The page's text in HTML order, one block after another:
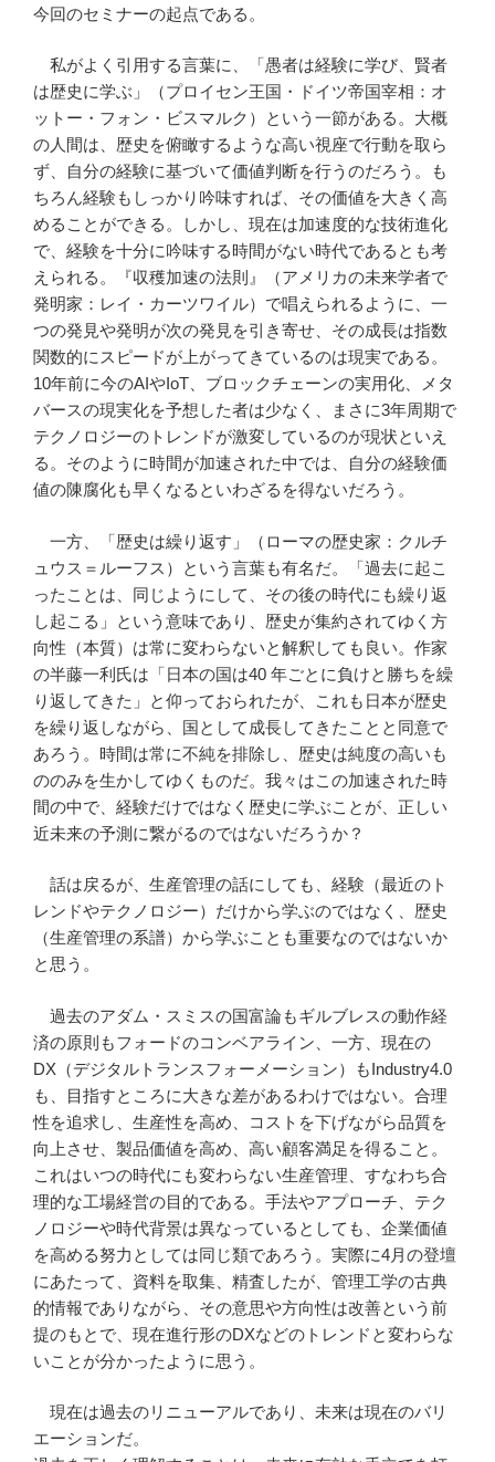
今回のセミナーの起点である。
私がよく引用する言葉に、「愚者は経験に学び、賢者
は歴史に学ぶ」（プロイセン王国・ドイツ帝国宰相：オ
ットー・フォン・ビスマルク）という一節がある。大概
の人間は、歴史を俯瞰するような高い視座で行動を取ら
ず、自分の経験に基づいて価値判断を行うのだろう。も
ちろん経験もしっかり吟味すれば、その価値を大きく高
めることができる。しかし、現在は加速度的な技術進化
で、経験を十分に吟味する時間がない時代であるとも考
えられる。『収穫加速の法則』（アメリカの未来学者で
発明家：レイ・カーツワイル）で唱えられるように、一
つの発見や発明が次の発見を引き寄せ、その成長は指数
関数的にスピードが上がってきているのは現実である。
10年前に今のAIやIoT 、ブロックチェーンの実用化、メタ
バースの現実化を予想した者は少なく、まさに3年周期で
テクノロジーのトレンドが激変しているのが現状といえ
る。そのように時間が加速された中では、自分の経験価
値の陳腐化も早くなるといわざるを得ないだろう。
一方、「歴史は繰り返す」（ローマの歴史家：クルチ
ュウス＝ルーフス）という言葉も有名だ。「過去に起こ
ったことは、同じようにして、その後の時代にも繰り返
し起こる」という意味であり、歴史が集約されてゆく方
向性（本質）は常に変わらないと解釈しても良い。作家
の半藤一利氏は「日本の国は40 年ごとに負けと勝ちを繰
り返してきた」と仰っておられたが、これも日本が歴史
を繰り返しながら、国として成長してきたことと同意で
あろう。時間は常に不純を排除し、歴史は純度の高いも
ののみを生かしてゆくものだ。我々はこの加速された時
間の中で、経験だけではなく歴史に学ぶことが、正しい
近未来の予測に繋がるのではないだろうか？
話は戻るが、生産管理の話にしても、経験（最近のト
レンドやテクノロジー）だけから学ぶのではなく、歴史
（生産管理の系譜）から学ぶことも重要なのではないか
と思う。
過去のアダム・スミスの国富論もギルブレスの動作経
済の原則もフォードのコンベアライン、一方、現在の
DX （デジタルトランスフォーメーション）もIndustry4.0
も、目指すところに大きな差があるわけではない。合理
性を追求し、生産性を高め、コストを下げながら品質を
向上させ、製品価値を高め、高い顧客満足を得ること。
これはいつの時代にも変わらない生産管理、すなわち合
理的な工場経営の目的である。手法やアプローチ、テク
ノロジーや時代背景は異なっているとしても、企業価値
を高める努力としては同じ類であろう。実際に4月の登壇
にあたって、資料を取集、精査したが、管理工学の古典
的情報でありながら、その意思や方向性は改善という前
提のもとで、現在進行形のDXなどのトレンドと変わらな
いことが分かったように思う。
現在は過去のリニューアルであり、未来は現在のバリ
エーションだ。